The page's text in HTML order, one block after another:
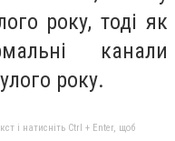
року, тоді як
канали
року.
і натисніть Ctrl + Enter, щоб